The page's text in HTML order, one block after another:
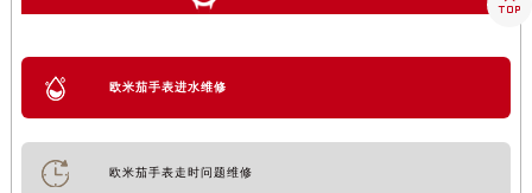
欧米茄手表进水维修
欧米茄手表走时问题维修